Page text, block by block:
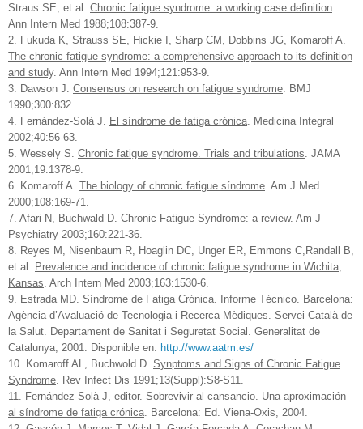
Straus SE, et al. Chronic fatigue syndrome: a working case definition
Ann Intern Med 1988;108:387-9.
2. Fukuda K, Strauss SE, Hickie I, Sharp CM, Dobbins JG, Komaroff A.
The chronic fatigue syndrome: a comprehensive approach to its definition
and study. Ann Intern Med 1994;121:953-9.
3. Dawson J. Consensus on research on fatigue syndrome . BMJ
1990;300:832.
4. Fernández-Solà J. El síndrome de fatiga crónica . Medicina Integral
2002;40:56-63.
5. Wessely S. Chronic fatigue syndrome. Trials and tribulations . JAMA
2001;19:1378-9.
6. Komaroff A. The biology of chronic fatigue síndrome . Am J Med
2000;108:169-71.
7. Afari N, Buchwald D. Chronic Fatigue Syndrome: a review. Am J
Psychiatry 2003;160:221-36.
8. Reyes M, Nisenbaum R, Hoaglin DC, Unger ER, Emmons C,Randall B,
et al. Prevalence and incidence of chronic fatigue syndrome in Wichita,
Kansas . Arch Intern Med 2003;163:1530-6.
9. Estrada MD. Síndrome de Fatiga Crónica. Informe Técnico . Barcelona:
Agència d’Avaluació de Tecnologia i Recerca Mèdiques. Servei Català de
la Salut. Departament de Sanitat i Seguretat Social. Generalitat de
Catalunya, 2001. Disponible en: http://www.aatm.es/
10. Komaroff AL, Buchwold D. Synptoms and Signs of Chronic Fatigue
Syndrome . Rev Infect Dis 1991;13(Suppl):S8-S11.
11. Fernández-Solà J, editor. Sobrevivir al cansancio. Una aproximación
al síndrome de fatiga crónica . Barcelona: Ed. Viena-Oxis, 2004.